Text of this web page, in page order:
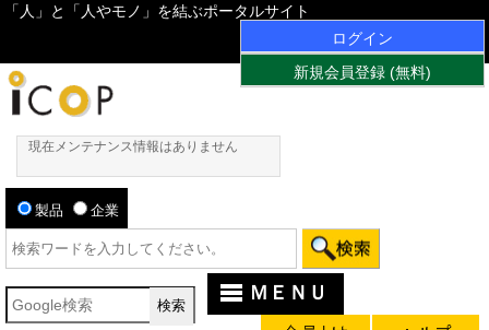
「人」と「人やモノ」を結ぶポータルサイト
ログイン
新規会員登録 (無料)
現在メンテナンス情報はありません
製品 企業
ＭＥＮＵ